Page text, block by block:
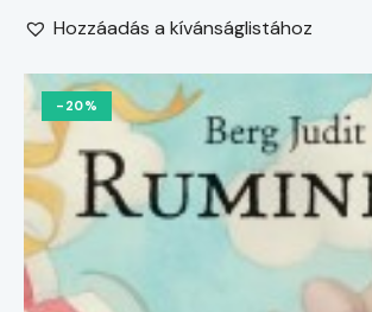
Hozzáadás a kívánságlistához
-20%